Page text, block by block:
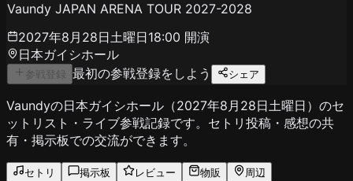
Vaundy JAPAN ARENA TOUR 2027-2028
2027年8月28日土曜日18:00 開演
日本ガイシホール
参戦登録 最初の参戦登録をしよう シェア
Vaundyの日本ガイシホール（2027年8月28日土曜日）のセ
ットリスト・ライブ参戦記録です。セトリ投稿・感想の共
有・掲示板での交流ができます。
セトリ 掲示板 レビュー 物販 周辺